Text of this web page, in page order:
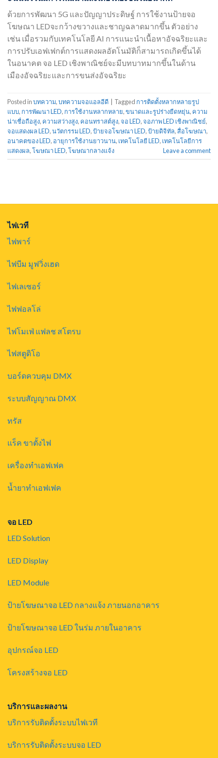
ด้วยการพัฒนา 5G และปัญญาประดิษฐ์ การใช้งานป้ายจอ
โฆษณา LEDจะกว้างขวางและชาญฉลาดมากขึ้น ตัวอย่าง
เช่น เมื่อรวมกับเทคโนโลยี AI การแนะนำเนื้อหาอัจฉริยะและ
การปรับเอฟเฟกต์การแสดงผลอัตโนมัติก็สามารถเกิดขึ้นได้
ในอนาคต จอ LED เชิงพาณิชย์จะมีบทบาทมากขึ้นในด้าน
เมืองอัจฉริยะและการขนส่งอัจฉริยะ
Posted inบทความ,บทความจอแอลอีดี Tagged การติดตั้งหลากหลายรูป
แบบ, การพัฒนา LED, การใช้งานหลากหลาย,ขนาดและรูปร่างยืดหยุ่น, ความ
น่าเชื่อถือสูง, ความสว่างสูง, คอนทราสต์สูง,จอ LED,จอภาพ LED เชิงพาณิชย์,
จอแสดงผล LED,นวัตกรรม LED,ป้ายจอโฆษณา LED,ป้ายดิจิทัล,สื่อโฆษณา,
อนาคตของ LED, อายุการใช้งานยาวนาน, เทคโนโลยี LED, เทคโนโลยีการ
แสดงผล,โฆษณา LED,โฆษณากลางแจ้ง Leave a comment
ไฟเวที
ไฟพาร์
ไฟบีม มูฟวิ่งเฮด
ไฟเลเซอร์
ไฟฟอลโล่
ไฟโมเฟ่ แฟลช สโตรบ
ไฟสตูดิโอ
บอร์ดควบคุม DMX
ระบบสัญญาณ DMX
ทรัส
แร็ค ขาตั้งไฟ
เครื่องทำเอฟเฟค
น้ำยาทำเอฟเฟค
จอ LED
LED Solution
LED Display
LED Module
ป้ายโฆษณาจอ LED กลางแจ้ง ภายนอกอาคาร
ป้ายโฆษณาจอ LED ในร่ม ภายในอาคาร
อุปกรณ์จอ LED
โครงสร้างจอ LED
บริการและผลงาน
บริการรับติดตั้งระบบไฟเวที
บริการรับติดตั้งระบบจอ LED